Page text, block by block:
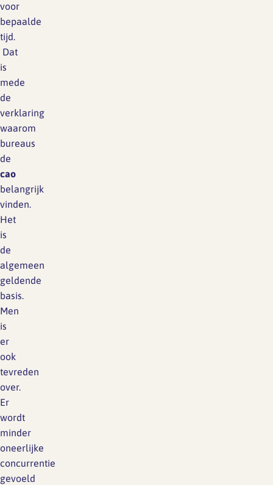
voor
bepaalde
tijd.
Dat
is
mede
de
verklaring
waarom
bureaus
de
cao
belangrijk
vinden.
Het
is
de
algemeen
geldende
basis.
Men
is
er
ook
tevreden
over.
Er
wordt
minder
oneerlijke
concurrentie
gevoeld